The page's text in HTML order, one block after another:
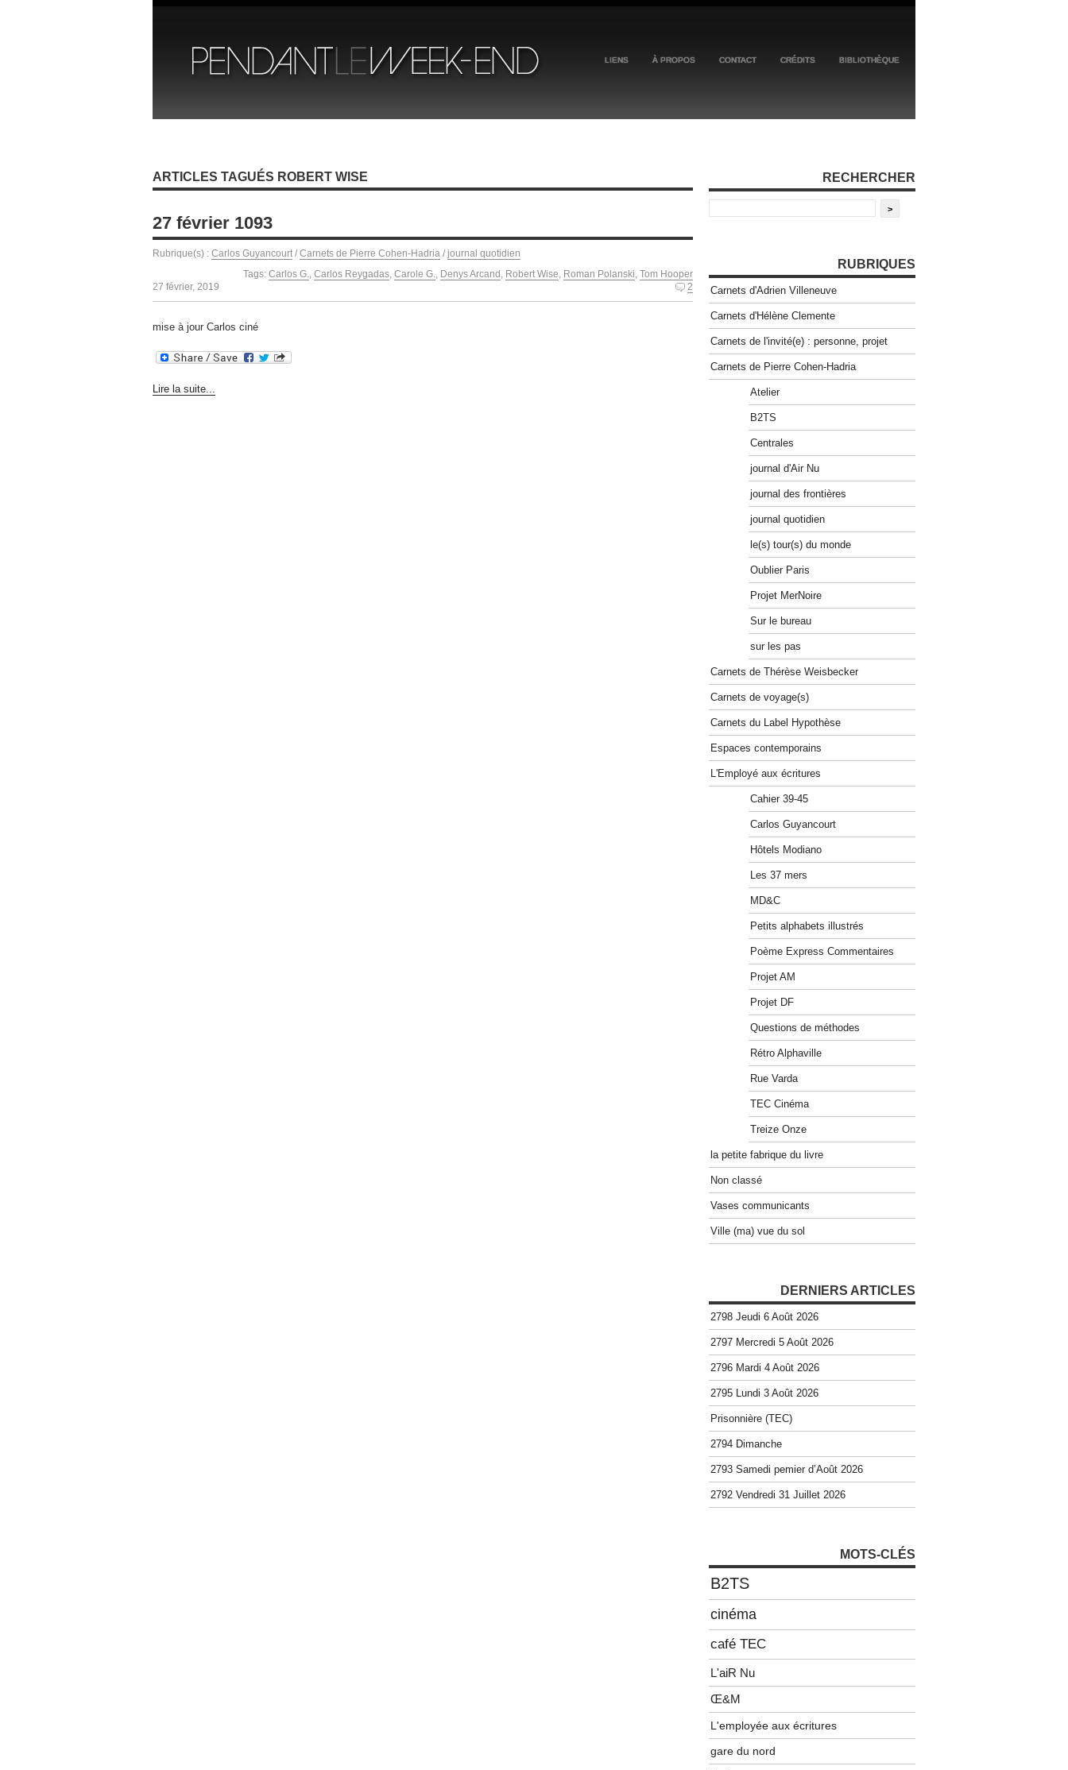
LIENS À PROPOS CONTACT CRÉDITS BIBLIOTHÈQUE
ARTICLES TAGUÉS ROBERT WISE
27 février 1093
Rubrique(s) : Carlos Guyancourt / Carnets de Pierre Cohen-Hadria / journal quotidien
Tags: Carlos G., Carlos Reygadas, Carole G., Denys Arcand , Robert Wise, Roman Polanski, Tom Hooper
27 février, 2019
2
mise à jour Carlos ciné
Lire la suite...
RECHERCHER
RUBRIQUES
Carnets d'Adrien Villeneuve
Carnets d'Hélène Clemente
Carnets de l'invité(e) : personne, projet
Carnets de Pierre Cohen-Hadria
Atelier
B2TS
Centrales
journal d'Air Nu
journal des frontières
journal quotidien
le(s) tour(s) du monde
Oublier Paris
Projet MerNoire
Sur le bureau
sur les pas
Carnets de Thérèse Weisbecker
Carnets de voyage(s)
Carnets du Label Hypothèse
Espaces contemporains
L'Employé aux écritures
Cahier 39-45
Carlos Guyancourt
Hôtels Modiano
Les 37 mers
MD&C
Petits alphabets illustrés
Poème Express Commentaires
Projet AM
Projet DF
Questions de méthodes
Rétro Alphaville
Rue Varda
TEC Cinéma
Treize Onze
la petite fabrique du livre
Non classé
Vases communicants
Ville (ma) vue du sol
DERNIERS ARTICLES
2798 Jeudi 6 Août 2026
2797 Mercredi 5 Août 2026
2796 Mardi 4 Août 2026
2795 Lundi 3 Août 2026
Prisonnière (TEC)
2794 Dimanche
2793 Samedi pemier d’Août 2026
2792 Vendredi 31 Juillet 2026
MOTS-CLÉS
B2TS
cinéma
café TEC
L'aiR Nu
Œ&M
L'employée aux écritures
gare du nord